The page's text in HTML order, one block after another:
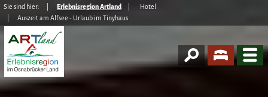
Sie sind hier: Erlebnisregion Artland
Hotel
Auszeit am Alfsee - Urlaub im Tinyhaus